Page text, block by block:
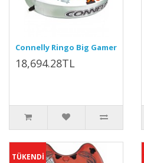
Connelly Ringo Big Gamer
18,694.28TL
TÜKENDİ